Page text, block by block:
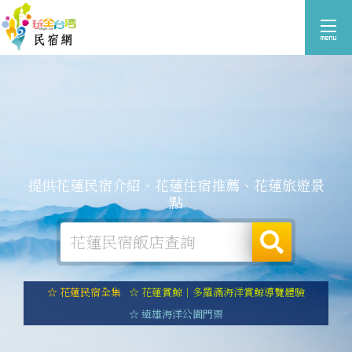
提供花蓮民宿介紹、花蓮住宿推薦、花蓮旅遊景
點
☆ 花蓮民宿全集 ☆ 花蓮賞鯨｜多羅滿海洋賞鯨導覽體驗
☆ 遠雄海洋公園門票